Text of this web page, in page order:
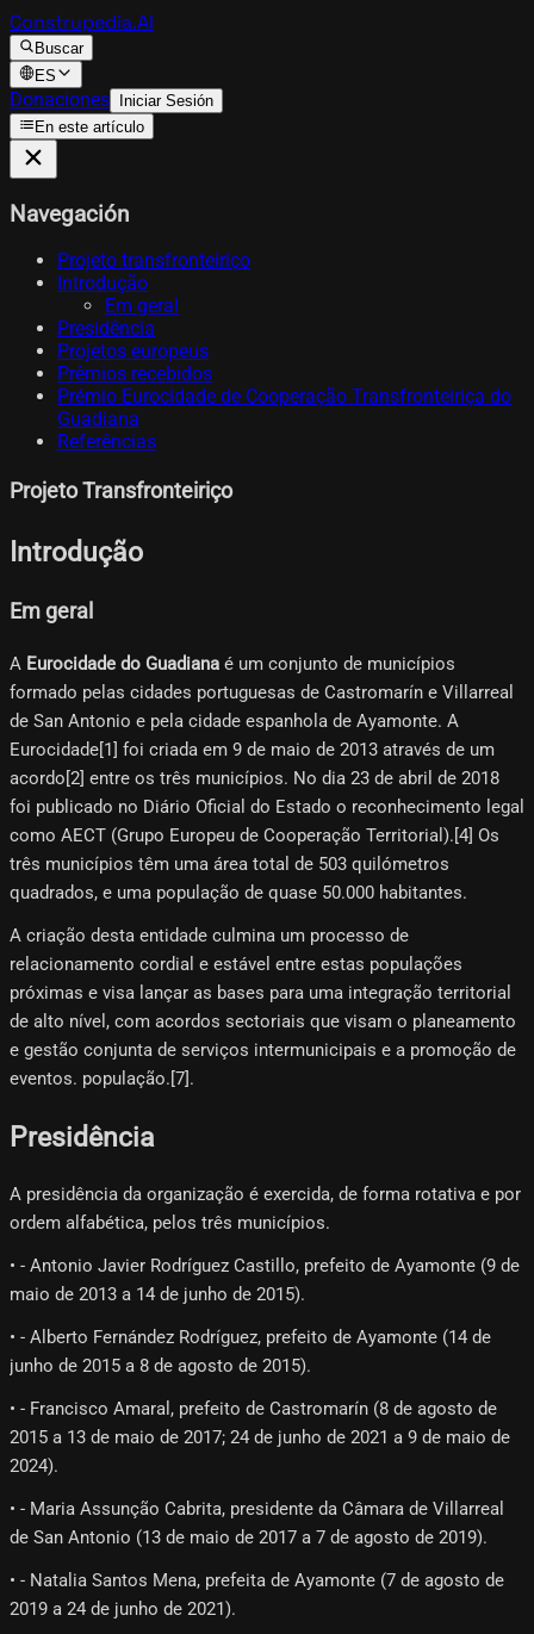
Construpedia.AI
Buscar
ES
Donaciones Iniciar Sesión
En este artículo
Navegación
Projeto transfronteiriço
Introdução
Em geral
Presidência
Projetos europeus
Prêmios recebidos
Prémio Eurocidade de Cooperação Transfronteiriça do
Guadiana
Referências
Projeto Transfronteiriço
Introdução
Em geral
A Eurocidade do Guadiana é um conjunto de municípios
formado pelas cidades portuguesas de Castromarín e Villarreal
de San Antonio e pela cidade espanhola de Ayamonte. A
Eurocidade[1]​ foi criada em 9 de maio de 2013 através de um
acordo[2]​ entre os três municípios. No dia 23 de abril de 2018
foi publicado no Diário Oficial do Estado o reconhecimento legal
como AECT (Grupo Europeu de Cooperação Territorial).[4]​ Os
três municípios têm uma área total de 503 quilómetros
quadrados, e uma população de quase 50.000 habitantes.
A criação desta entidade culmina um processo de
relacionamento cordial e estável entre estas populações
próximas e visa lançar as bases para uma integração territorial
de alto nível, com acordos sectoriais que visam o planeamento
e gestão conjunta de serviços intermunicipais e a promoção de
eventos. população.[7]​.
Presidência
A presidência da organização é exercida, de forma rotativa e por
ordem alfabética, pelos três municípios.
• - Antonio Javier Rodríguez Castillo, prefeito de Ayamonte (9 de
maio de 2013 a 14 de junho de 2015).
• - Alberto Fernández Rodríguez, prefeito de Ayamonte (14 de
junho de 2015 a 8 de agosto de 2015).
• - Francisco Amaral, prefeito de Castromarín (8 de agosto de
2015 a 13 de maio de 2017; 24 de junho de 2021 a 9 de maio de
2024).
• - Maria Assunção Cabrita, presidente da Câmara de Villarreal
de San Antonio (13 de maio de 2017 a 7 de agosto de 2019).
• - Natalia Santos Mena, prefeita de Ayamonte (7 de agosto de
2019 a 24 de junho de 2021).